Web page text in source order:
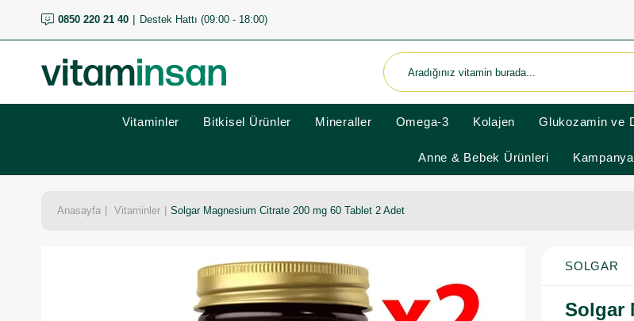
0850 220 21 40 Destek Hattı (09:00 - 18:00)
Vitaminler Bitkisel Ürünler Mineraller Omega-3 Kolajen Glukozamin ve
Anne & Bebek Ürünleri
Anasayfa Vitaminler Solgar Magnesium Citrate 200 mg 60 Tablet 2 Adet
SOLGAR
Solgar